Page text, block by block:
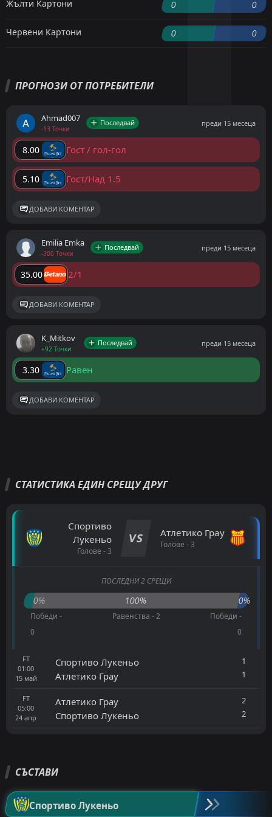
Жълти Картони 0 0
Червени Картони 0 0
ПРОГНОЗИ ОТ ПОТРЕБИТЕЛИ
Ahmad007
-13 Точки
Последвай преди 15 месеца
8.00 Гост / гол-гол
5.10 Гост/Над 1.5
ДОБАВИ КОМЕНТАР
Emilia Emka
-300 Точки
Последвай преди 15 месеца
35.00 2/1
ДОБАВИ КОМЕНТАР
K_Mitkov
+92 Точки
Последвай преди 15 месеца
3.30 Равен
ДОБАВИ КОМЕНТАР
СТАТИСТИКА ЕДИН СРЕЩУ ДРУГ
Спортиво
Лукеньо
Голове - 3
VS Атлетико Грау
Голове - 3
ПОСЛЕДНИ 2 СРЕЩИ
0% 100% 0%
Победи -
0
Равенства - 2
Победи -
0
FT
01:00
15 май
Спортиво Лукеньо
Атлетико Грау
1
1
FT
05:00
24 апр
Атлетико Грау
Спортиво Лукеньо
2
2
СЪСТАВИ
Спортиво Лукеньо